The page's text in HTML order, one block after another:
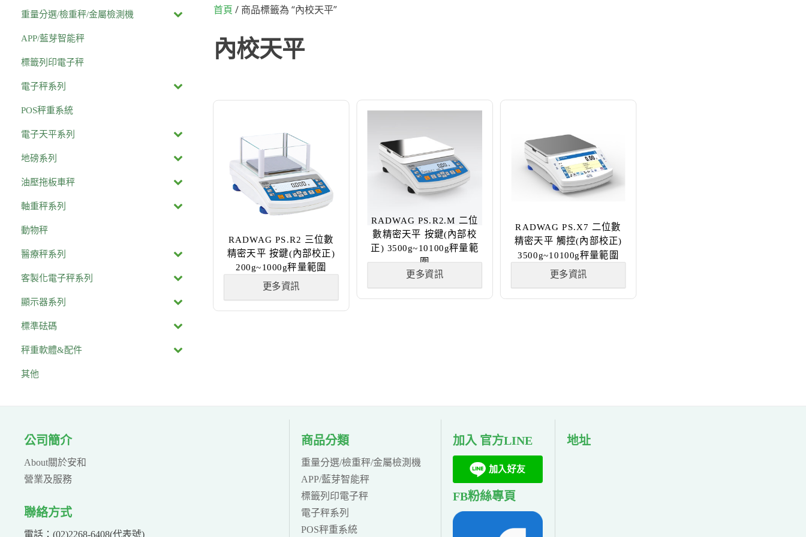
首頁 / 商品標籤為 “內校天平”
內校天平
RADWAG PS.R2 三位數
精密天平 按鍵(內部校正)
200g~1000g秤量範圍
更多資訊
RADWAG PS.R2.M 二位
數精密天平 按鍵(內部校
正) 3500g~10100g秤量範
圍
更多資訊
RADWAG PS.X7 二位數
精密天平 觸控(內部校正)
3500g~10100g秤量範圍
更多資訊
重量分選/檢重秤/金屬檢測機
APP/藍芽智能秤
標籤列印電子秤
電子秤系列
POS秤重系統
電子天平系列
地磅系列
油壓拖板車秤
軸重秤系列
動物秤
醫療秤系列
客製化電子秤系列
顯示器系列
標準砝碼
秤重軟體&配件
其他
公司簡介
About關於安和
營業及服務
聯絡方式
電話：(02)2268-6408(代表號)
商品分類
重量分選/檢重秤/金屬檢測機
APP/藍芽智能秤
標籤列印電子秤
電子秤系列
POS秤重系統
加入 官方LINE
FB粉絲專頁
地址